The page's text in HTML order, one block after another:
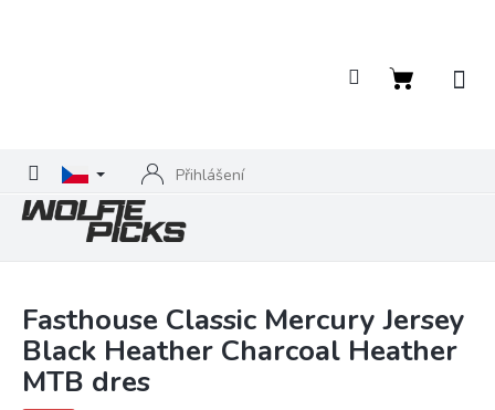
Přihlášení
Nákupní
Fasthouse Classic Mercury Jersey
Black Heather Charcoal Heather
MTB dres